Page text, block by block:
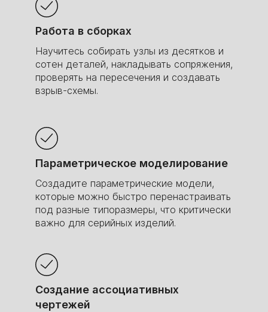
За первый месяц вы заработаете столько
же, сколько стоит курс
Зарплаты специалистов
по данным SuperJob
Работа в сборках
Научитесь собирать узлы из десятков и
сотен деталей, накладывать сопряжения,
проверять на пересечения и создавать
взрыв-схемы.
Параметрическое моделирование
Создадите параметрические модели,
которые можно быстро перенастраивать
под разные типоразмеры, что критически
важно для серийных изделий.
Создание ассоциативных
чертежей